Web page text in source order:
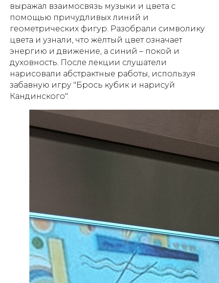
выражал взаимосвязь музыки и цвета с
помощью причудливых линий и
геометрических фигур. Разобрали символику
цвета и узнали, что жёлтый цвет означает
энергию и движение, а синий – покой и
духовность. После лекции слушатели
нарисовали абстрактные работы, используя
забавную игру "Брось кубик и нарисуй
Кандинского".